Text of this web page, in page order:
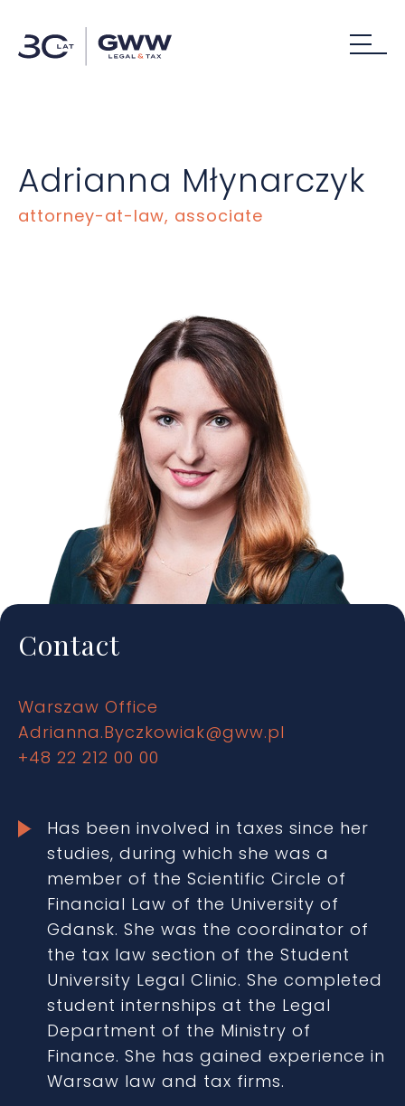
Adrianna Młynarczyk
attorney-at-law, associate
Contact
Warszaw Office
Adrianna.Byczkowiak@gww.pl
+48 22 212 00 00
Has been involved in taxes since her
studies, during which she was a
member of the Scientific Circle of
Financial Law of the University of
Gdansk. She was the coordinator of
the tax law section of the Student
University Legal Clinic. She completed
student internships at the Legal
Department of the Ministry of
Finance. She has gained experience in
Warsaw law and tax firms.